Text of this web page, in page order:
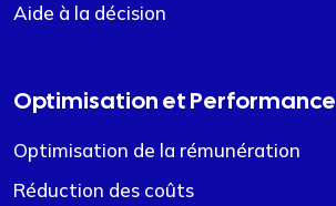
Aide à la décision
Optimisation et Performance
Optimisation de la rémunération
Réduction des coûts